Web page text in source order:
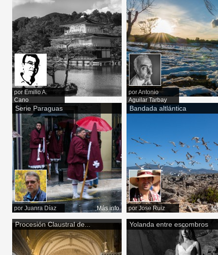
por Emilio A.
Cano
porAntonio
Aguilar Tarbay
Serie Paraguas
por Juanra Díaz Más info
Bandada altlántica
por Jose Ruiz
Procesión Claustral de... Yolanda entre escombros